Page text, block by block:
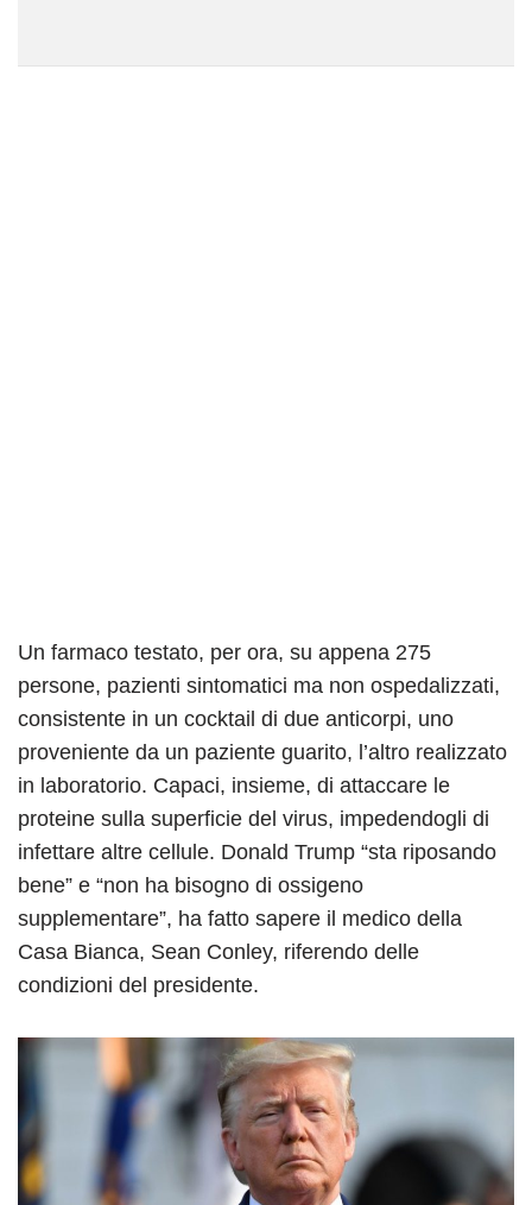
Un farmaco testato, per ora, su appena 275
persone, pazienti sintomatici ma non ospedalizzati,
consistente in un cocktail di due anticorpi, uno
proveniente da un paziente guarito, l’altro realizzato
in laboratorio. Capaci, insieme, di attaccare le
proteine sulla superficie del virus, impedendogli di
infettare altre cellule. Donald Trump “sta riposando
bene” e “non ha bisogno di ossigeno
supplementare”, ha fatto sapere il medico della
Casa Bianca, Sean Conley, riferendo delle
condizioni del presidente.